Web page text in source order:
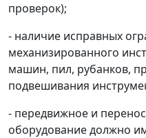
проверок);
- наличие исправных
механизированного
машин, пил, рубанков,
подвешивания
- передвижное и
оборудование должно